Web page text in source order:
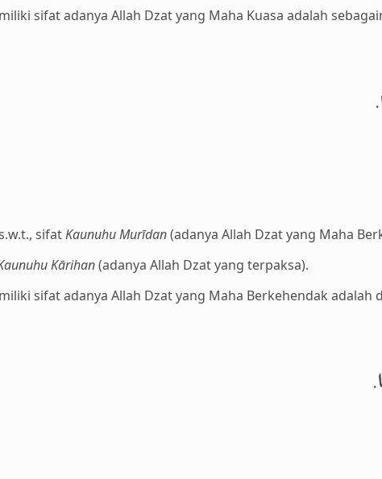
sifat adanya Allah Dzat yang Maha Kuasa adalah
.
sifatKaunuhu Murīdan(adanya Allah Dzat yang Maha
Kārihan(adanya Allah Dzat yang terpaksa).
sifat adanya Allah Dzat yang Maha Berkehendak adalah
.